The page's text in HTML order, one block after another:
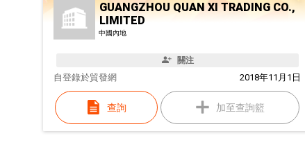
GUANGZHOU QUAN XI TRADING CO.,
LIMITED
中國內地
關注
自 2018年11月1日
登錄於貿發網
查詢 加至查詢籃